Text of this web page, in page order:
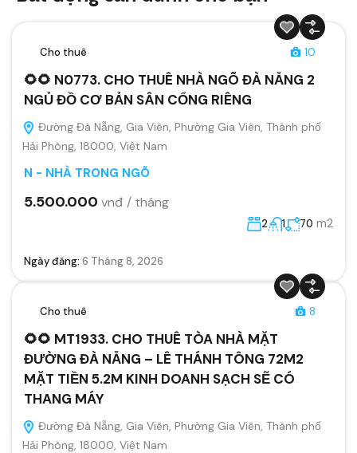
Cho thuê 10
🌻🌻 N0773. CHO THUÊ NHÀ NGÕ ĐÀ NẴNG 2
NGỦ ĐỒ CƠ BẢN SÂN CỔNG RIÊNG
Đường Đà Nẵng, Gia Viên, Phường Gia Viên, Thành phố
Hải Phòng, 18000, Việt Nam
N - NHÀ TRONG NGÕ
5.500.000 vnđ / tháng
2 1 70 m2
Ngày đăng: 6 Tháng 8, 2026
Cho thuê 8
🌻🌻 MT1933. CHO THUÊ TÒA NHÀ MẶT
ĐƯỜNG ĐÀ NẴNG – LÊ THÁNH TÔNG 72M2
MẶT TIỀN 5.2M KINH DOANH SẠCH SẼ CÓ
THANG MÁY
Đường Đà Nẵng, Gia Viên, Phường Gia Viên, Thành phố
Hải Phòng, 18000, Việt Nam